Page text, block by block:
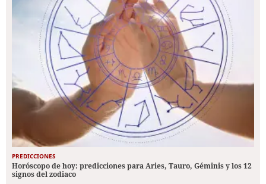
PREDICCIONES
Horóscopo de hoy: predicciones para Aries, Tauro, Géminis y los 12
signos del zodiaco